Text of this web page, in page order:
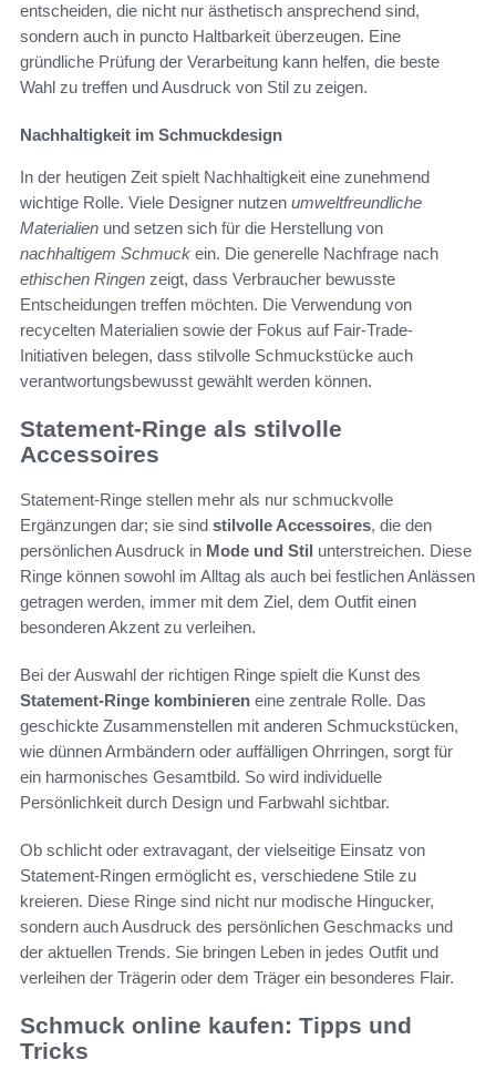
entscheiden, die nicht nur ästhetisch ansprechend sind,
sondern auch in puncto Haltbarkeit überzeugen. Eine
gründliche Prüfung der Verarbeitung kann helfen, die beste
Wahl zu treffen und Ausdruck von Stil zu zeigen.
Nachhaltigkeit im Schmuckdesign
In der heutigen Zeit spielt Nachhaltigkeit eine zunehmend
wichtige Rolle. Viele Designer nutzen umweltfreundliche
Materialien und setzen sich für die Herstellung von
nachhaltigem Schmuck ein. Die generelle Nachfrage nach
ethischen Ringen zeigt, dass Verbraucher bewusste
Entscheidungen treffen möchten. Die Verwendung von
recycelten Materialien sowie der Fokus auf Fair-Trade-
Initiativen belegen, dass stilvolle Schmuckstücke auch
verantwortungsbewusst gewählt werden können.
Statement-Ringe als stilvolle
Accessoires
Statement-Ringe stellen mehr als nur schmuckvolle
Ergänzungen dar; sie sind stilvolle Accessoires, die den
persönlichen Ausdruck in Mode und Stil unterstreichen. Diese
Ringe können sowohl im Alltag als auch bei festlichen Anlässen
getragen werden, immer mit dem Ziel, dem Outfit einen
besonderen Akzent zu verleihen.
Bei der Auswahl der richtigen Ringe spielt die Kunst des
Statement-Ringe kombinieren eine zentrale Rolle. Das
geschickte Zusammenstellen mit anderen Schmuckstücken,
wie dünnen Armbändern oder auffälligen Ohrringen, sorgt für
ein harmonisches Gesamtbild. So wird individuelle
Persönlichkeit durch Design und Farbwahl sichtbar.
Ob schlicht oder extravagant, der vielseitige Einsatz von
Statement-Ringen ermöglicht es, verschiedene Stile zu
kreieren. Diese Ringe sind nicht nur modische Hingucker,
sondern auch Ausdruck des persönlichen Geschmacks und
der aktuellen Trends. Sie bringen Leben in jedes Outfit und
verleihen der Trägerin oder dem Träger ein besonderes Flair.
Schmuck online kaufen: Tipps und
Tricks